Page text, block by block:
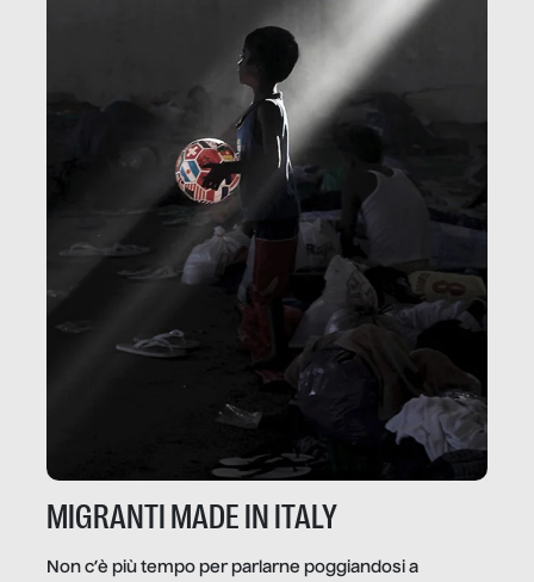
MIGRANTI MADE IN ITALY
Non c’è più tempo per parlarne poggiandosi a